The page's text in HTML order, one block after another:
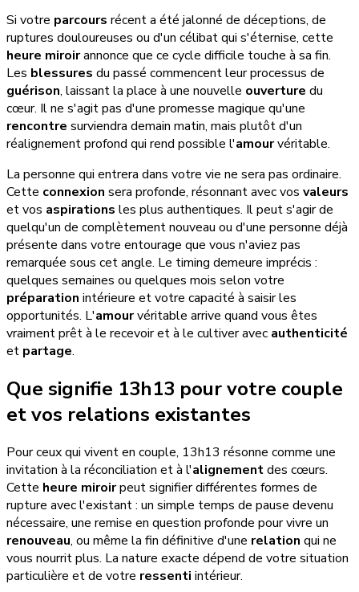
Si votre parcours récent a été jalonné de déceptions, de
ruptures douloureuses ou d'un célibat qui s'éternise, cette
heure miroirannonce que ce cycle difficile touche à sa fin.
Les blessures du passé commencent leur processus de
guérison, laissant la place à une nouvelle ouverture du
cœur. Il ne s'agit pas d'une promesse magique qu'une
rencontre surviendra demain matin, mais plutôt d'un
réalignement profond qui rend possible l'amourvéritable.
La personne qui entrera dans votre vie ne sera pas ordinaire.
Cette connexion sera profonde, résonnant avec vos valeurs
et vos aspirations les plus authentiques. Il peut s'agir de
quelqu'un de complètement nouveau ou d'une personne déjà
présente dans votre entourage que vous n'aviez pas
remarquée sous cet angle. Le timing demeure imprécis :
quelques semaines ou quelques mois selon votre
préparation intérieure et votre capacité à saisir les
opportunités. L'amourvéritable arrive quand vous êtes
vraiment prêt à le recevoir et à le cultiver avec authenticité
et partage.
Que signifie 13h13 pour votre couple
et vos relations existantes
Pour ceux qui vivent en couple, 13h13 résonne comme une
invitation à la réconciliation et à l'alignementdes cœurs.
Cette heure miroirpeut signifier différentes formes de
rupture avec l'existant : un simple temps de pause devenu
nécessaire, une remise en question profonde pour vivre un
renouveau, ou même la fin définitive d'une relation qui ne
vous nourrit plus. La nature exacte dépend de votre situation
particulière et de votre ressenti intérieur.